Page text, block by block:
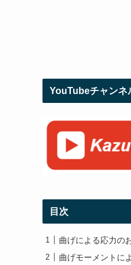
YouTubeチャンネ
目次
曲げによる応力の
曲げモーメントに